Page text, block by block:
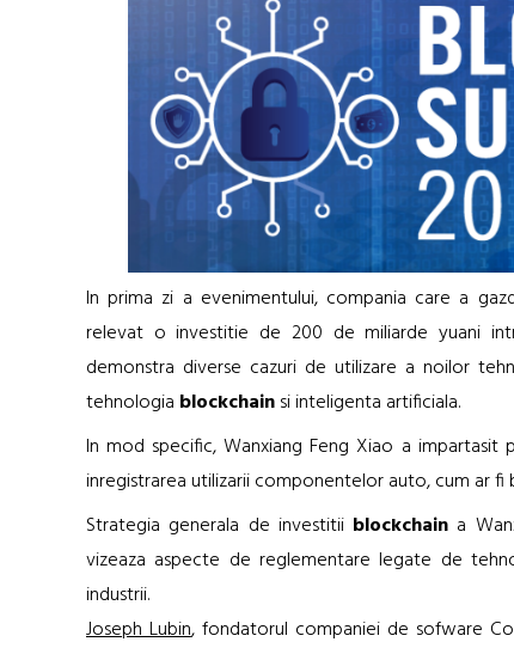
In prima zi a evenimentului, compania care a
relevat o investitie de 200 de miliarde yuani
demonstra diverse cazuri de utilizare a noilor
tehnologia blockchainsi inteligenta artificiala.
In mod specific, Wanxiang Feng Xiao a impartasit
inregistrarea utilizarii componentelor auto, cum ar
Strategia generala de investitii blockchain a
vizeaza aspecte de reglementare legate de
industrii.
Joseph Lubin, fondatorul companiei de sofware